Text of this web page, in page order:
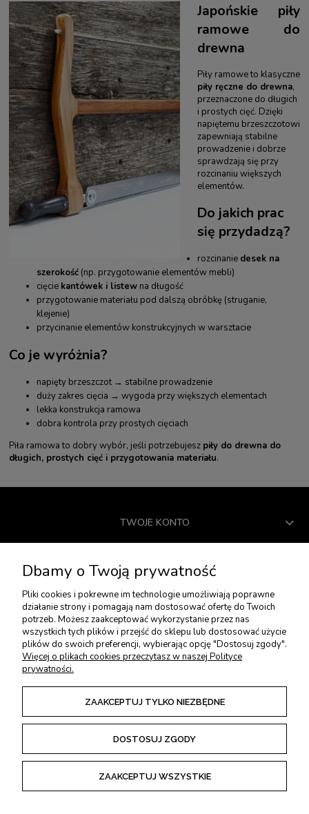
Japońskie piły
ramowe do
drewna
Piły ramowe to klasyczne
piły ręczne do drewna,
przeznaczone do długich
i prostych cięć. Dzięki
napiętemu brzeszczotowi
zapewniają stabilne
prowadzenie i dobrze
sprawdzają się przy
rozcinaniu większych
elementów.
Do jakich prac
się przydadzą?
rozcinanie desek na
szerokość (np. przygotowanie elementów mebli)
cięcie kantówek i listew na długość
przygotowanie materiału pod dalszą obróbkę (struganie,
klejenie)
przycinanie elementów konstrukcyjnych w warsztacie
Co je wyróżnia?
napięty brzeszczot → stabilne prowadzenie
duży zakres cięcia → wygoda przy większych elementach
lekka konstrukcja ramowa
dobra kontrola przy prostych cięciach
Piła ramowa to dobry wybór, jeśli potrzebujesz piły do drewna do
długich, prostych cięć i przygotowania materiału.
TWOJE KONTO
USŁUGI DODATKOWE
PŁATNOŚCI I DOSTAWA
ZWROTY I REKLAMACJE
POKAŻ PEŁNĄ WERSJĘ STRONY
Sklep internetowy Shoper Premium
Dbamy o Twoją prywatność
Pliki cookies i pokrewne im technologie umożliwiają poprawne
działanie strony i pomagają nam dostosować ofertę do Twoich
potrzeb. Możesz zaakceptować wykorzystanie przez nas
wszystkich tych plików i przejść do sklepu lub dostosować użycie
plików do swoich preferencji, wybierając opcję "Dostosuj zgody".
Więcej o plikach cookies przeczytasz w naszej Polityce
prywatności.
ZAAKCEPTUJ TYLKO NIEZBĘDNE
DOSTOSUJ ZGODY
ZAAKCEPTUJ WSZYSTKIE